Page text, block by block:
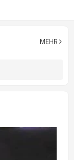
MEHR